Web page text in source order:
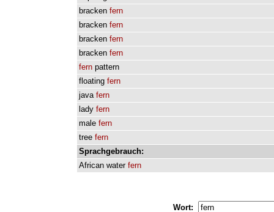
bracken fern
bracken fern
bracken fern
bracken fern
fern pattern
floating fern
java fern
lady fern
male fern
tree fern
Sprachgebrauch:
African water fern
Wort: